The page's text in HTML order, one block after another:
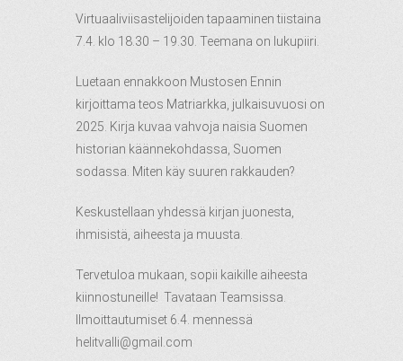
Virtuaaliviisastelijoiden tapaaminen tiistaina
7.4. klo 18.30 – 19.30. Teemana on lukupiiri.
Luetaan ennakkoon Mustosen Ennin
kirjoittama teos Matriarkka, julkaisuvuosi on
2025. Kirja kuvaa vahvoja naisia Suomen
historian käännekohdassa, Suomen
sodassa. Miten käy suuren rakkauden?
Keskustellaan yhdessä kirjan juonesta,
ihmisistä, aiheesta ja muusta.
Tervetuloa mukaan, sopii kaikille aiheesta
kiinnostuneille! Tavataan Teamsissa.
Ilmoittautumiset 6.4. mennessä
helitvalli@gmail.com